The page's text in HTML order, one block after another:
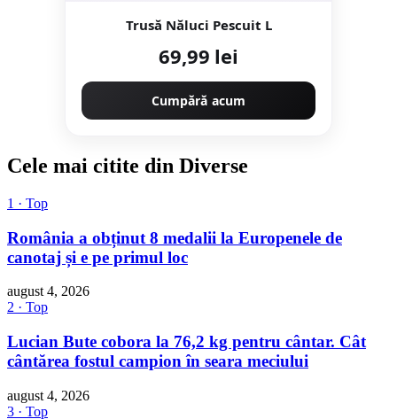
Trusă Năluci Pescuit L
69,99 lei
Cumpără acum
Cele mai citite din Diverse
1 · Top
România a obținut 8 medalii la Europenele de
canotaj și e pe primul loc
august 4, 2026
2 · Top
Lucian Bute cobora la 76,2 kg pentru cântar. Cât
cântărea fostul campion în seara meciului
august 4, 2026
3 · Top